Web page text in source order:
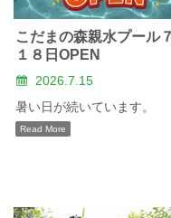
こだまの森親水プール
１８日OPEN
2026.7.15
暑い日が続いています。
Read More